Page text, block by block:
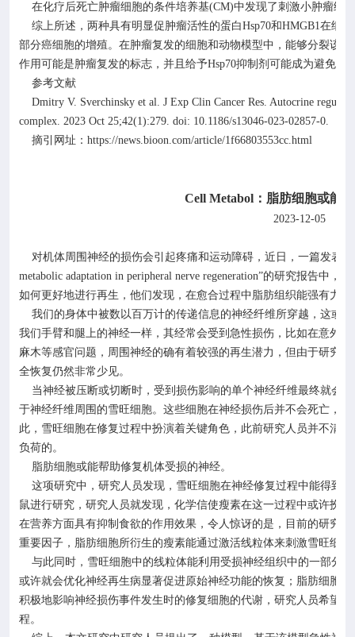
在化疗后死亡肿瘤细胞的条件培养基(CM)中发现了刺激小肿瘤细
综上所述，两种具有明显促肿瘤活性的蛋白Hsp70和HMGB1在细
部分癌细胞的增殖。在肿瘤复发的细胞和动物模型中，能够分裂该
作用可能是肿瘤复发的标志，并且给予Hsp70抑制剂可能成为避免肿
参考文献
Dmitry V. Sverchinsky et al. J Exp Clin Cancer Res. Autocrine
complex. 2023 Oct 25;42(1):279. doi: 10.1186/s13046-023-02857-0.
摘引网址： https://news.bioon.com/article/1f66803553cc.html
Cell Metabol ：脂肪细胞或能
2023-12-05
对机体周围神经的损伤会引起疼痛和运动障碍，近日，一篇发表
metabolic adaptation in peripheral nerve regeneration”的研究报告中，
如何更好地进行再生，他们发现，在愈合过程中脂肪组织能强有力
我们的身体中被数以百万计的传递信息的神经纤维所穿越，这或
我们手臂和腿上的神经一样，其经常会受到急性损伤，比如在意外
麻木等感官问题，周围神经的确有着较强的再生潜力，但由于研究
全恢复仍然非常少见。
当神经被压断或切断时，受到损伤影响的单个神经纤维最终就会
于神经纤维周围的雪旺细胞。这些细胞在神经损伤后并不会死亡，
此，雪旺细胞在修复过程中扮演着关键角色，此前研究人员并不清
负荷的。
脂肪细胞或能帮助修复机体受损的神经。
这项研究中，研究人员发现，雪旺细胞在神经修复过程中能得到
鼠进行研究，研究人员就发现，化学信使瘦素在这一过程中或许扮
在营养方面具有抑制食欲的作用效果，令人惊讶的是，目前的研究
重要因子，脂肪细胞所衍生的瘦素能通过激活线粒体来刺激雪旺细
与此同时，雪旺细胞中的线粒体能利用受损神经组织中的一部分
或许就会优化神经再生病显著促进原始神经功能的恢复；脂肪细胞
积极地影响神经损伤事件发生时的修复细胞的代谢，研究人员希望
程。